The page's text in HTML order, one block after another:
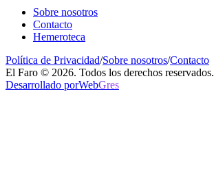
Sobre nosotros
Contacto
Hemeroteca
Política de Privacidad/Sobre nosotros/Contacto
El Faro © 2026. Todos los derechos reservados.
Desarrollado porWebGres